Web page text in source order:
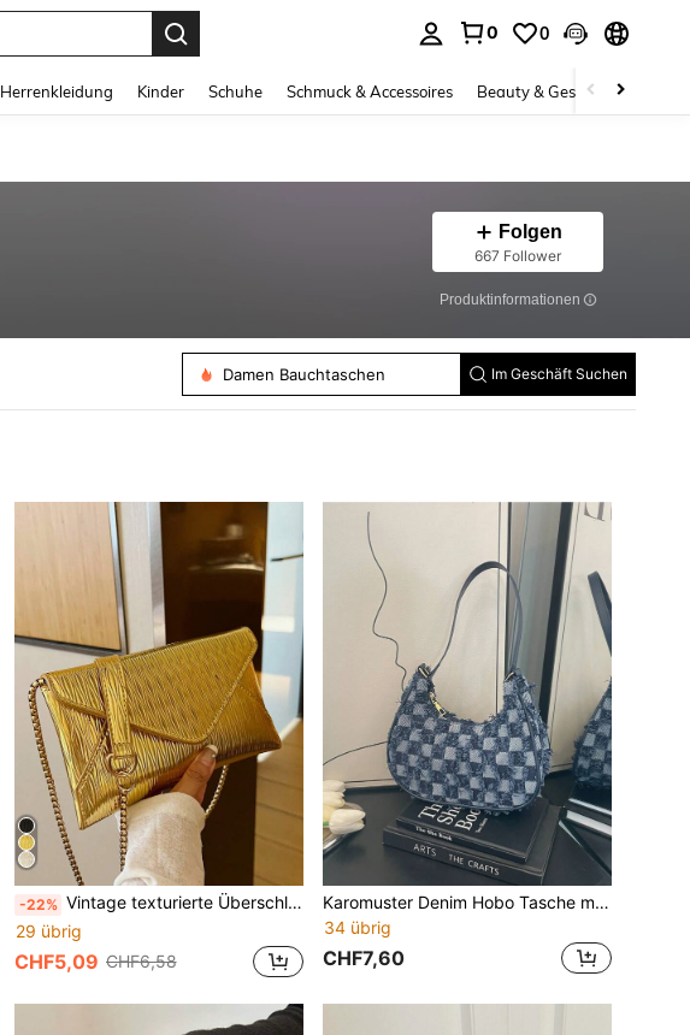
0 0
Herrenkleidung Kinder Schuhe Schmuck & Accessoires Beauty & Gesundheit
Folgen
667 Follower
Produktinformationen
Damen Tragetasche
Damen Bauchtaschen
Im Geschäft Suchen
-22% Vintage texturierte Überschlagtasche für die Schulter
29 übrig
CHF5,09 CHF6,58
Karomuster Denim Hobo Tasche mit roher Trimming, tragbar, multifunktional, großer Stauraum, Business Lässig, High School, Beruf, Reisen, Urlaub für Damen, Frauen, Büroarbeiter, Mode, minimalistisch Ledertasche, Vintage Jeans Handtasche für Frauen
34 übrig
CHF7,60